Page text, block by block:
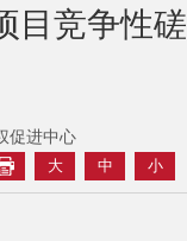
目竞争性磋
促进中心
大
中 小